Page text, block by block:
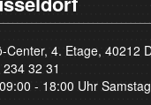
Center, 4. Etage, 40212
32 31
- 18:00 Uhr